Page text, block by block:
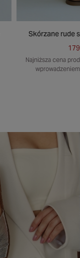
Skórzane rude
Najniższa cena